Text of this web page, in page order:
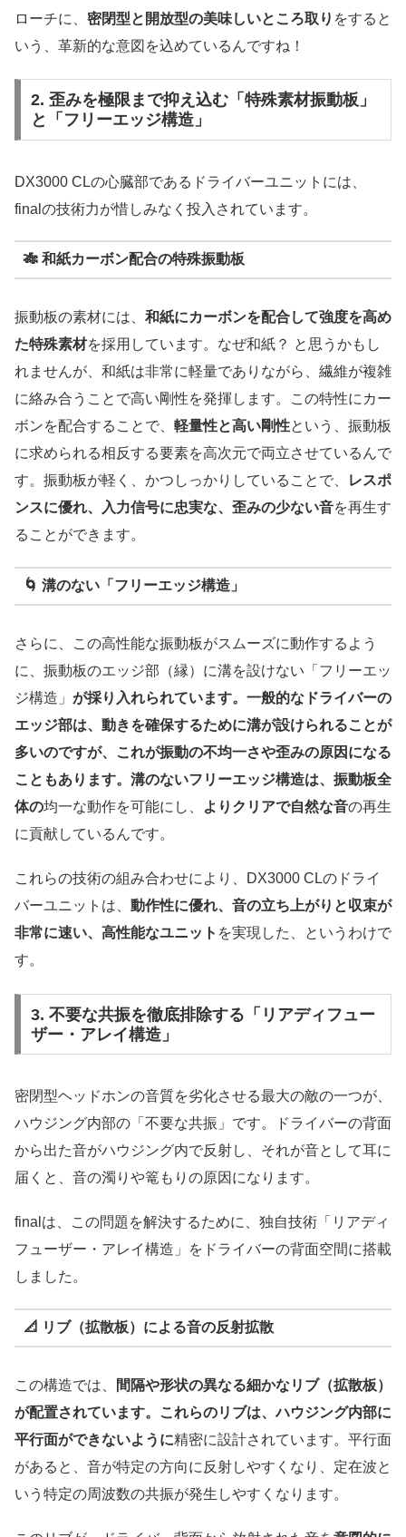
ローチに、 密閉型と開放型の美味しいところ取り をすると
いう、革新的な意図を込めているんですね！
2. 歪みを極限まで抑え込む「特殊素材振動板」
と「フリーエッジ構造」
DX3000 CLの心臓部であるドライバーユニットには、
finalの技術力が惜しみなく投入されています。
🎋 和紙カーボン配合の特殊振動板
振動板の素材には、 和紙にカーボンを配合して強度を高め
た特殊素材を採用しています。なぜ和紙？ と思うかもし
れませんが、和紙は非常に軽量でありながら、繊維が複雑
に絡み合うことで高い剛性を発揮します。この特性にカー
ボンを配合することで、 軽量性と高い剛性という、振動板
に求められる相反する要素を高次元で両立させているんで
す。振動板が軽く、かつしっかりしていることで、
レスポ
ンスに優れ、入力信号に忠実な、歪みの少ない音を再生す
ることができます。
🌀 溝のない「フリーエッジ構造」
さらに、この高性能な振動板がスムーズに動作するよう
に、振動板のエッジ部（縁）に溝を設けない「フリーエッ
ジ構造」 が採り入れられています。一般的なドライバーの
エッジ部は、動きを確保するために溝が設けられることが
多いのですが、これが振動の不均一さや歪みの原因になる
こともあります。溝のないフリーエッジ構造は、振動板全
体の均一な動作を可能にし、 よりクリアで自然な音の再生
に貢献しているんです。
これらの技術の組み合わせにより、DX3000 CLのドライ
バーユニットは、 動作性に優れ、音の立ち上がりと収束が
非常に速い、高性能なユニット を実現した、というわけで
す。
3. 不要な共振を徹底排除する「リアディフュー
ザー・アレイ構造」
密閉型ヘッドホンの音質を劣化させる最大の敵の一つが、
ハウジング内部の「不要な共振」です。ドライバーの背面
から出た音がハウジング内で反射し、それが音として耳に
届くと、音の濁りや篭もりの原因になります。
finalは、この問題を解決するために、独自技術「リアディ
フューザー・アレイ構造」をドライバーの背面空間に搭載
しました。
📐 リブ（拡散板）による音の反射拡散
この構造では、
間隔や形状の異なる細かなリブ（拡散板）
が配置されています。これらのリブは、ハウジング内部に
平行面ができないように精密に設計されています。平行面
があると、音が特定の方向に反射しやすくなり、定在波と
いう特定の周波数の共振が発生しやすくなります。